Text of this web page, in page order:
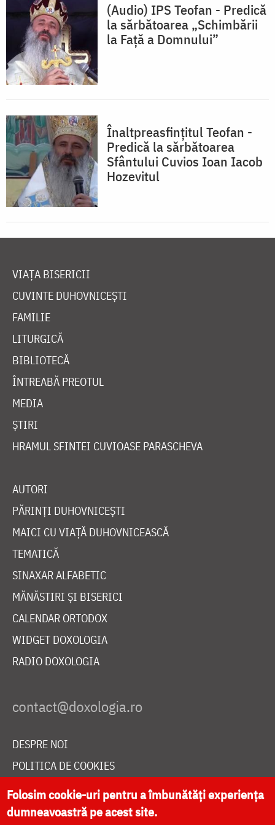
(Audio) IPS Teofan - Predică
la sărbătoarea „Schimbării
la Față a Domnului”
Înaltpreasfinţitul Teofan -
Predică la sărbătoarea
Sfântului Cuvios Ioan Iacob
Hozevitul
VIAȚA BISERICII
CUVINTE DUHOVNICEȘTI
FAMILIE
LITURGICĂ
BIBLIOTECĂ
ÎNTREABĂ PREOTUL
MEDIA
ȘTIRI
HRAMUL SFINTEI CUVIOASE PARASCHEVA
AUTORI
PĂRINȚI DUHOVNICEȘTI
MAICI CU VIAȚĂ DUHOVNICEASCĂ
TEMATICĂ
SINAXAR ALFABETIC
MĂNĂSTIRI ȘI BISERICI
CALENDAR ORTODOX
WIDGET DOXOLOGIA
RADIO DOXOLOGIA
DESPRE NOI
POLITICA DE COOKIES
DONEAZĂ ONLINE PENTRU CATEDRALA NAȚIONALĂ
Folosim cookie-uri pentru a îmbunătăți experiența
dumneavoastră pe acest site.